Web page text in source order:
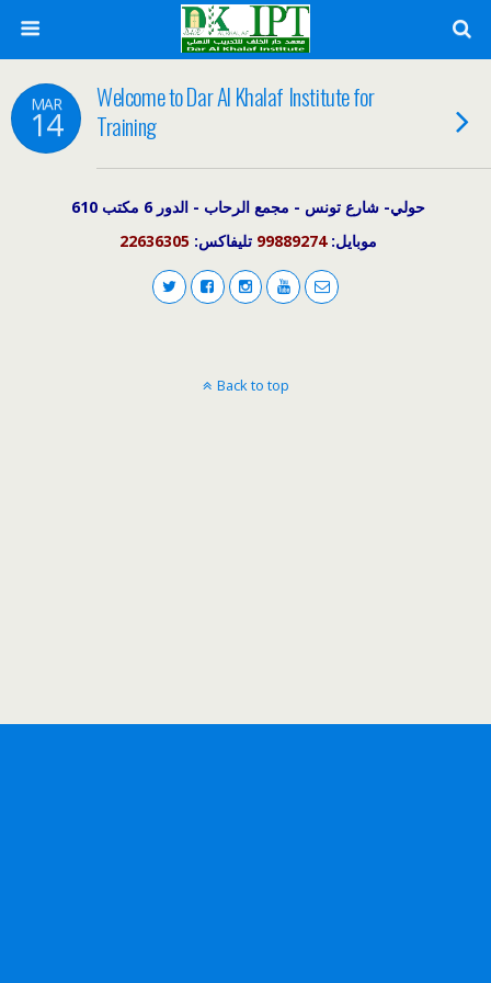
MAR
14
Welcome to Dar Al Khalaf Institute for
Training
حولي- شارع تونس - مجمع الرحاب - الدور 6 مكتب 610
موبايل:99889274 تليفاكس: 22636305
Back to top